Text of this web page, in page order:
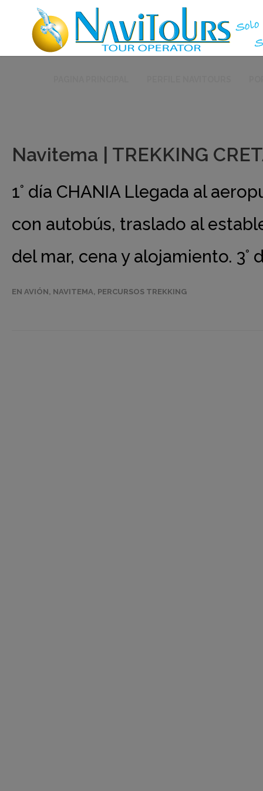
Navitema | TREKKING
1° día CHANIA Llegada al
con autobús, traslado al
del mar, cena y alojamiento. 3°
EN AVIÓN, NAVITEMA, PERCURSOS TREKKING